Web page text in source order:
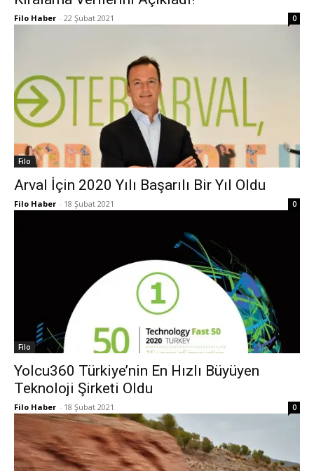
Filo Haber - 22 Şubat 2021 0
Filo
Arval İçin 2020 Yılı Başarılı Bir Yıl Oldu
Filo Haber - 18 Şubat 2021 0
Filo
Yolcu360 Türkiye’nin En Hızlı Büyüyen
Teknoloji Şirketi Oldu
Filo Haber - 18 Şubat 2021 0